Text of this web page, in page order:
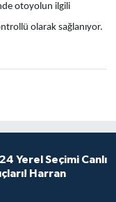
otoyolun ilgili
olarak sağlanıyor.
Yerel Seçimi Canlı
Harran